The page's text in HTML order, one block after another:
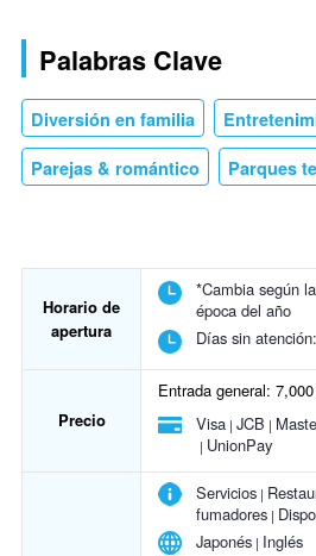
Palabras Clave
Diversión en familia
Parejas & romántico Parques
Horario de
apertura
*Cambia según
época del año
Días sin atención:
Precio
Entrada general:
Visa JCB
UnionPay
Servicios
fumadores
Japonés Inglés